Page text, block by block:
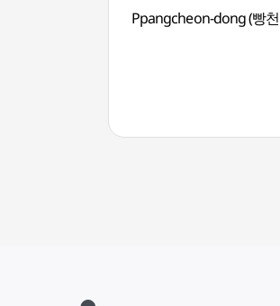
Ppangcheon-dong (빵